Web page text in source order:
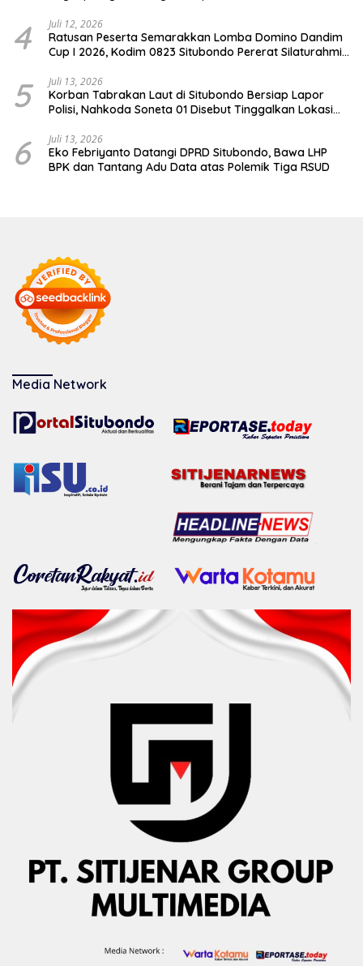
4 Juli 12, 2026
Ratusan Peserta Semarakkan Lomba Domino Dandim
Cup I 2026, Kodim 0823 Situbondo Pererat Silaturahmi
5 Juli 13, 2026
Korban Tabrakan Laut di Situbondo Bersiap Lapor
Polisi, Nahkoda Soneta 01 Disebut Tinggalkan Lokasi
6 Juli 13, 2026
Eko Febriyanto Datangi DPRD Situbondo, Bawa LHP
BPK dan Tantang Adu Data atas Polemik Tiga RSUD
Media Network